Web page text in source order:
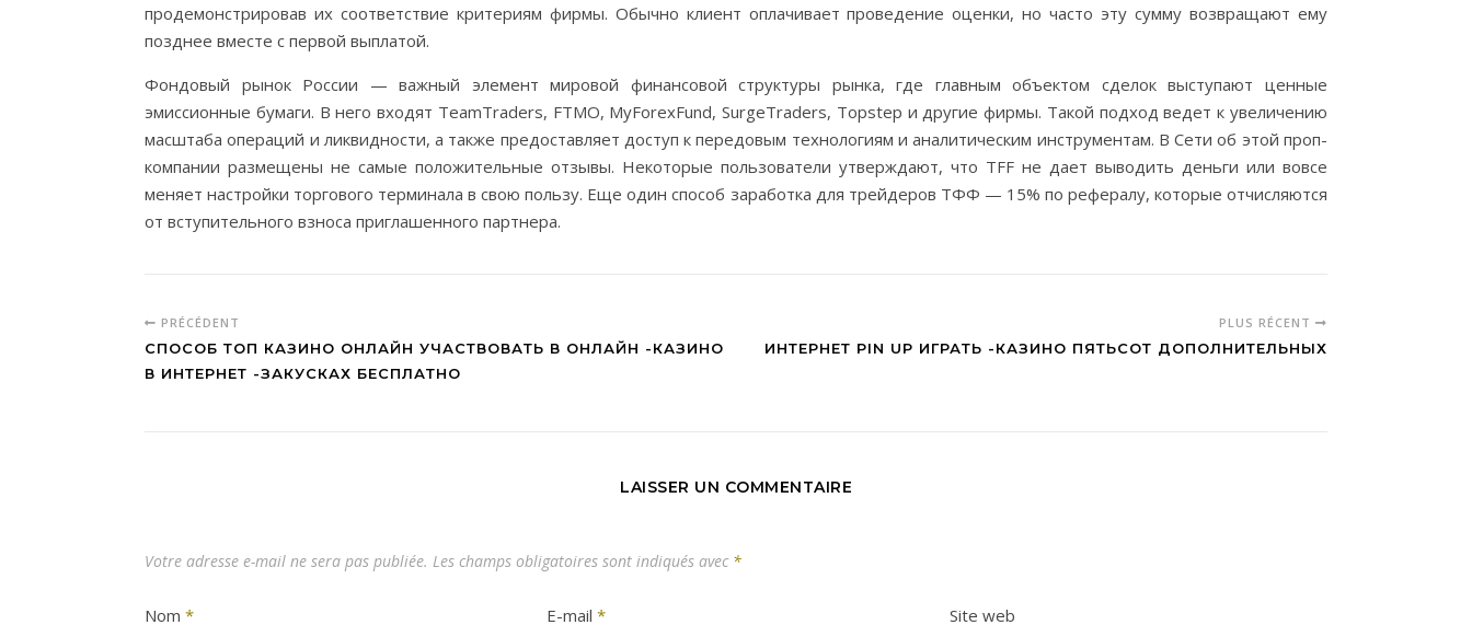
продемонстрировав их соответствие критериям фирмы. Обычно клиент оплачивает проведение оценки, но часто эту сумму возвращают ему
позднее вместе с первой выплатой.
Фондовый рынок России — важный элемент мировой финансовой структуры рынка, где главным объектом сделок выступают ценные
эмиссионные бумаги. В него входят TeamTraders, FTMO, MyForexFund, SurgeTraders, Topstep и другие фирмы. Такой подход ведет к увеличению
масштаба операций и ликвидности, а также предоставляет доступ к передовым технологиям и аналитическим инструментам. В Сети об этой проп-
компании размещены не самые положительные отзывы. Некоторые пользователи утверждают, что TFF не дает выводить деньги или вовсе
меняет настройки торгового терминала в свою пользу. Еще один способ заработка для трейдеров ТФФ — 15% по рефералу, которые отчисляются
от вступительного взноса приглашенного партнера.
PRÉCÉDENT
СПОСОБ ТОП КАЗИНО ОНЛАЙН УЧАСТВОВАТЬ В ОНЛАЙН -КАЗИНО
В ИНТЕРНЕТ -ЗАКУСКАХ БЕСПЛАТНО
PLUS RÉCENT
ИНТЕРНЕТ PIN UP ИГРАТЬ -КАЗИНО ПЯТЬСОТ ДОПОЛНИТЕЛЬНЫХ
LAISSER UN COMMENTAIRE
Votre adresse e-mail ne sera pas publiée. Les champs obligatoires sont indiqués avec *
Nom * E-mail* Site web